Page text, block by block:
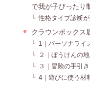
で我が子ぴったり
性格タイプ診断
クラウンボックス
1｜パーソナライ
２｜ぼうけんの地
３｜冒険の手引き
4｜遊びに使う材